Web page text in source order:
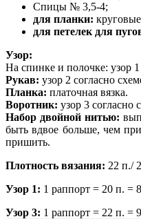
Спицы № 3,5-4;
для планки:
для петелек для
Узор:
На спинке и полочке: узор
Рукав: узор 2 согласно
Планка: платочная вязка.
Воротник: узор 3 согласно
Набор двойной нитью:
быть вдвое больше, чем
пришить.
Плотность вязания: 22 п./
Узор 1: 1 раппорт = 20 п. =
Узор 3: 1 раппорт = 22 п. =